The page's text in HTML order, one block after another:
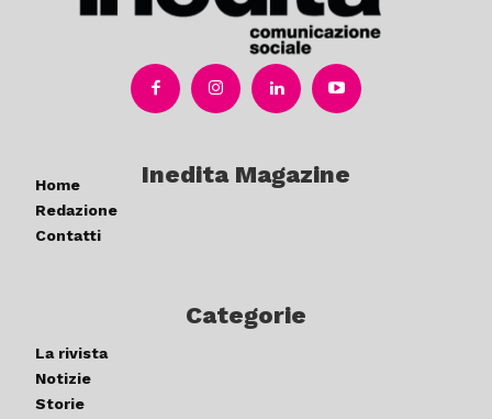
Inedita Magazine
Home
Redazione
Contatti
Categorie
La rivista
Notizie
Storie